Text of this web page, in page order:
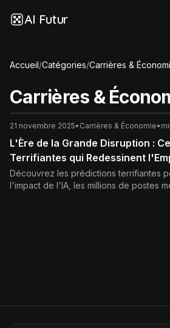
AI Futur
Accueil/Catégories/Carrières &
Carrières &
21 novembre 2025• Carrières & Économie•
L'Ère de la Grande Disruption :
Terrifiantes qui Redessinent
Découvrez les prédictions terrifiantes
l'impact de l'IA, les millions de postes